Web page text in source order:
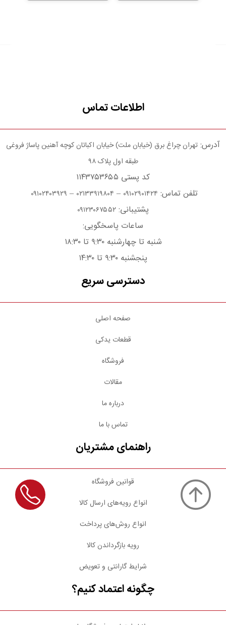
اطلاعات تماس
آدرس: تهران چراغ برق (خیابان ملت) خیابان اکباتان کوچه آهنین پاساژ فروغی
طبقه اول پلاک ۹۸
کد پستی ۱۱۴۳۷۵۳۶۵۵
تلفن تماس: ۰۹۱۰۲۹۰۱۴۲۴ – ۰۲۱۳۳۹۱۹۸۰۴ – ۰۹۱۰۲۴۰۳۹۲۹
پشتیبانی: ۰۹۱۲۳۰۶۷۵۵۲
ساعات پاسخگویی:
شنبه تا چهارشنبه ۹:۳۰ تا ۱۸:۳۰
پنجشنبه ۹:۳۰ تا ۱۴:۳۰
دسترسی سریع
صفحه اصلی
قطعات یدکی
فروشگاه
مقالات
درباره ما
تماس با ما
راهنمای مشتریان
قوانین فروشگاه
انواع رویه‌های ارسال کالا
انواع روش‌های پرداخت
رویه بازگرداندن کالا
شرایط گارانتی و تعویض
چگونه اعتماد کنیم؟